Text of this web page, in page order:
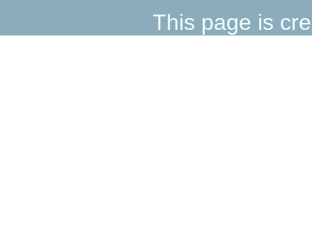
This page is